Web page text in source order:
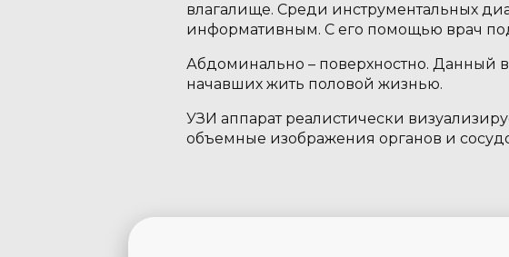
влагалище. Среди инструментальных
информативным. С его помощью врач
Абдоминально – поверхностно. Данный
начавших жить половой жизнью.
УЗИ аппарат реалистически
объемные изображения органов и